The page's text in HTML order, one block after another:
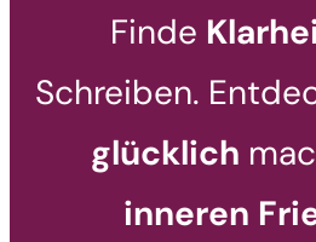
Finde
Schreiben.
glücklich
inneren